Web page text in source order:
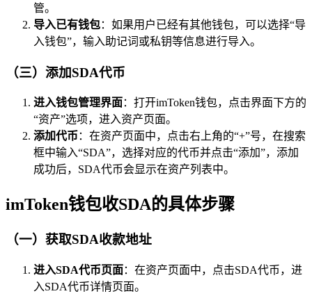
管。
导入已有钱包：如果用户已经有其他钱包，可以选择“导
入钱包”，输入助记词或私钥等信息进行导入。
（三）添加SDA代币
进入钱包管理界面：打开imToken钱包，点击界面下方的
“资产”选项，进入资产页面。
添加代币 ：在资产页面中，点击右上角的“+”号，在搜索
框中输入“SDA”，选择对应的代币并点击“添加”，添加
成功后，SDA代币会显示在资产列表中。
imToken钱包收SDA的具体步骤
（一）获取SDA收款地址
进入SDA代币页面：在资产页面中，点击SDA代币，进
入SDA代币详情页面。